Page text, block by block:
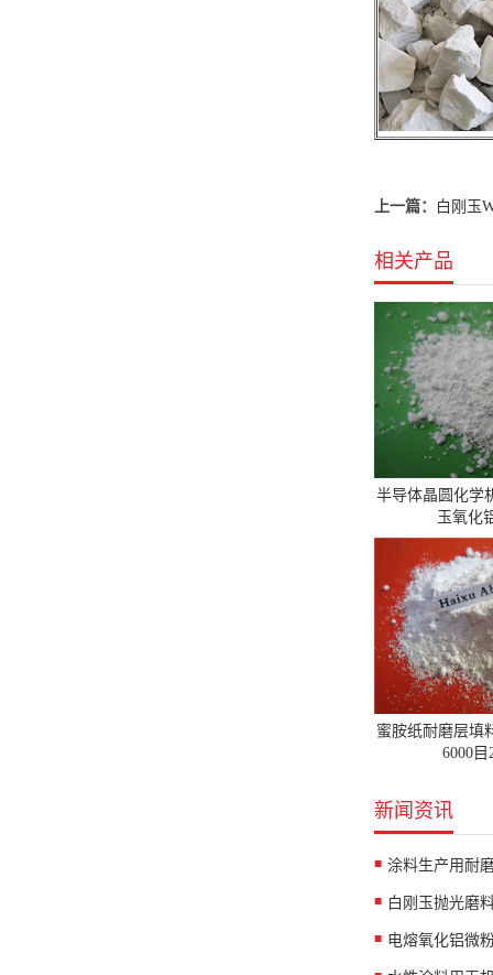
上一篇： 白刚玉
相关产品
半导体晶圆化学
玉氧化
蜜胺纸耐磨层填
6000目
新闻资讯
涂料生产用耐
白刚玉抛光磨